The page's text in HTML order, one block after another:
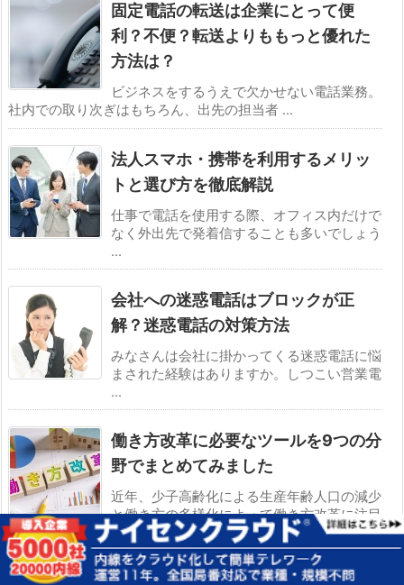
固定電話の転送は企業にとって便
利？不便？転送よりももっと優れた
方法は？
ビジネスをするうえで欠かせない電話業務。
社内での取り次ぎはもちろん、出先の担当者 ...
法人スマホ・携帯を利用するメリッ
トと選び方を徹底解説
仕事で電話を使用する際、オフィス内だけで
なく外出先で発着信することも多いでしょう
...
会社への迷惑電話はブロックが正
解？迷惑電話の対策方法
みなさんは会社に掛かってくる迷惑電話に悩
まされた経験はありますか。しつこい営業電
...
働き方改革に必要なツールを9つの分
野でまとめてみました
近年、少子高齢化による生産年齢人口の減少
と働き方の多様化によって働き方改革に注目
...